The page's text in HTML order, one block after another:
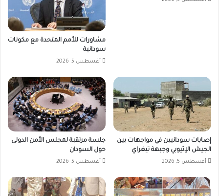
مشاورات للأمم المتحدة مع مكونات
سودانية
أغسطس 5, 2026
إصابات سودانيين في مواجهات بين
الجيش الإثيوبي وجبهة تيغراي
أغسطس 5, 2026
جلسة مرتقبة لمجلس الأمن الدولى
حول السودان
أغسطس 5, 2026